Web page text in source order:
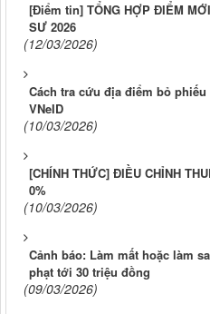
[Điểm tin] TỔNG HỢP ĐIỂM
SƯ 2026
(12/03/2026)
Cách tra cứu địa điểm bỏ
VNeID
(10/03/2026)
[CHÍNH THỨC] ĐIỀU CHỈNH
0%
(10/03/2026)
Cảnh báo: Làm mất hoặc làm
phạt tới 30 triệu đồng
(09/03/2026)